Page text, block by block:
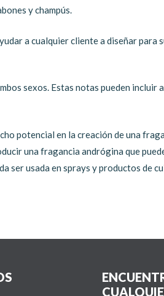
y champús.
a cualquier cliente a diseñar para
sexos. Estas notas pueden incluir
potencial en la creación de una
una fragancia andrógina que
ser usada en sprays y productos de